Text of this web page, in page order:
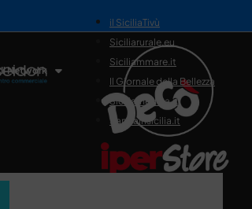
Il Network
il SiciliaTivù
Siciliarurale.eu
Siciliammare.it
Il Giornale della Bellezza
Siciliamedica.it
Sanitainsicilia.it